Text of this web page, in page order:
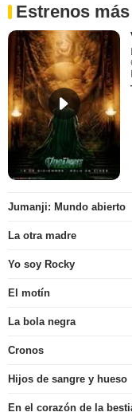
Estrenos
Jumanji: Mundo abierto
La otra madre
Yo soy Rocky
El motín
La bola negra
Cronos
Hijos de sangre y hueso
En el corazón de la